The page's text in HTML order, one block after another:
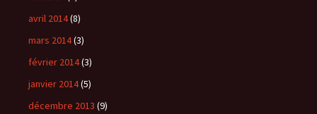
avril 2014(8)
mars 2014(3)
février 2014(3)
janvier 2014(5)
décembre 2013 (9)